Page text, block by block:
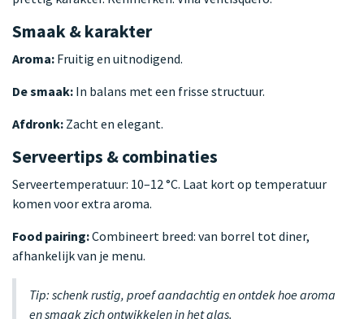
Smaak & karakter
Aroma: Fruitig en uitnodigend.
De smaak: In balans met een frisse structuur.
Afdronk: Zacht en elegant.
Serveertips & combinaties
Serveertemperatuur: 10–12 °C. Laat kort op temperatuur
komen voor extra aroma.
Food pairing:Combineert breed: van borrel tot diner,
afhankelijk van je menu.
Tip: schenk rustig, proef aandachtig en ontdek hoe aroma
en smaak zich ontwikkelen in het glas.